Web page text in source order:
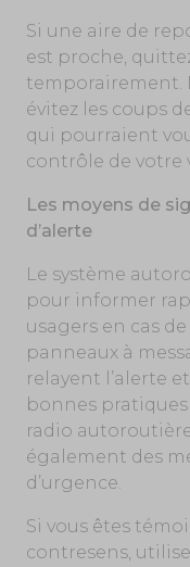
Si une aire de
est proche,
temporairement.
évitez les coups
qui pourraient
contrôle de votre
Les moyens de
d’alerte
Le système
pour informer
usagers en cas
panneaux à
relayent l’alerte
bonnes
radio
également des
d’urgence.
Si vous êtes
contresens,